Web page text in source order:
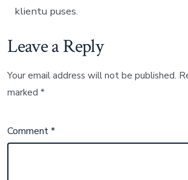
klientu puses.
Leave a Reply
Your email address will not be published.
marked*
Comment*